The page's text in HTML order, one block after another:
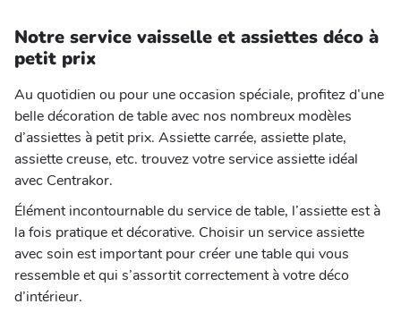
Notre service vaisselle et assiettes déco à
petit prix
Au quotidien ou pour une occasion spéciale, profitez d’une
belle décoration de table avec nos nombreux modèles
d’assiettes à petit prix. Assiette carrée, assiette plate,
assiette creuse, etc. trouvez votre service assiette idéal
avec Centrakor.
Élément incontournable du service de table, l’assiette est à
la fois pratique et décorative. Choisir un service assiette
avec soin est important pour créer une table qui vous
ressemble et qui s’assortit correctement à votre déco
d’intérieur.